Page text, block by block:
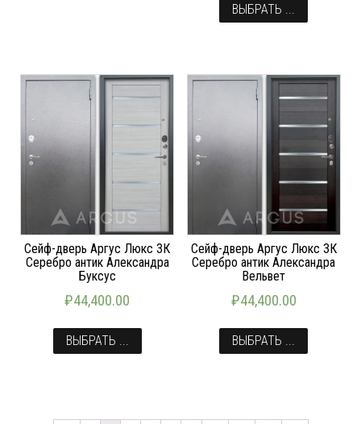
ВЫБРАТЬ ...
Сейф-дверь Аргус Люкс 3К
Серебро антик Александра
Буксус
₽44,400.00
ВЫБРАТЬ ...
Сейф-дверь Аргус Люкс 3К
Серебро антик Александра
Вельвет
₽44,400.00
ВЫБРАТЬ ...